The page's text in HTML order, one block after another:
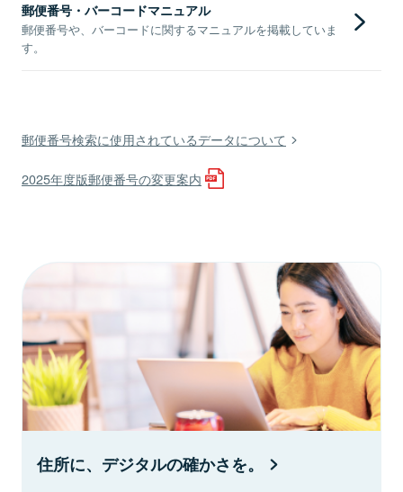
郵便番号・バーコードマニュアル
郵便番号や、バーコードに関するマニュアルを掲載していま
す。
郵便番号検索に使用されているデータについて
2025年度版郵便番号の変更案内
住所に、デジタルの確かさを。